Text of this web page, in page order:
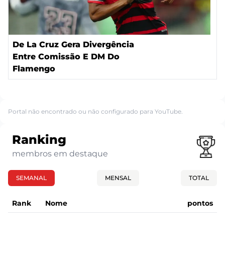
De La Cruz Gera Divergência
Entre Comissão E DM Do
Flamengo
Portal não encontrado ou não configurado para YouTube.
Ranking
membros em destaque
SEMANAL MENSAL TOTAL
Rank Nome pontos